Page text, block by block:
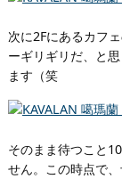
次に2Fにあるカフ
ーギリギリだ、と
ます（笑
そのまま待つこと
せん。この時点で